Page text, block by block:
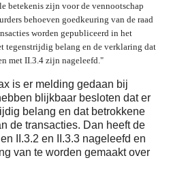
betekenis zijn voor de vennootschap
behoeven goedkeuring van de raad
worden gepubliceerd in het
tegenstrijdig belang en de verklaring dat
met II.3.4 zijn nageleefd."
is er melding gedaan bij
blijkbaar besloten dat er
belang en dat betrokkene
de transacties. Dan heeft de
II.3.2 en II.3.3 nageleefd en
van te worden gemaakt over